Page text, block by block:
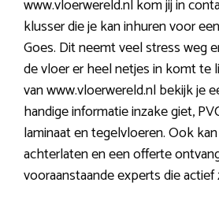
www.vloerwereld.nl kom jij in
klusser die je kan inhuren voor
Goes. Dit neemt veel stress weg
de vloer er heel netjes in komt te
van www.vloerwereld.nl bekijk je
handige informatie inzake giet,
laminaat en tegelvloeren. Ook
achterlaten en een offerte
vooraanstaande experts die actief